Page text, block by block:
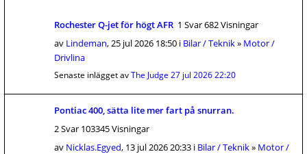
Rochester Q-jet för högt AFR 1 Svar 682 Visningar
av Lindeman, 25 jul 2026 18:50 i Bilar / Teknik» Motor /
Drivlina
Senaste inlägget avThe Judge 27 jul 2026 22:20
Pontiac 400, sätta lite mer fart på snurran.
2 Svar 103345 Visningar
av Nicklas.Egyed, 13 jul 2026 20:33 i Bilar / Teknik» Motor /